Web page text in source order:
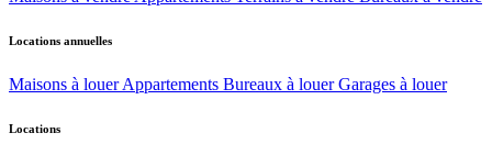
Locations annuelles
Maisons à louer Appartements Bureaux à louer Garages à louer
Locations